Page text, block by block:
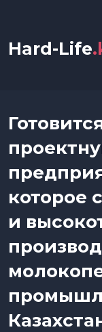
Hard-Life
которое
и